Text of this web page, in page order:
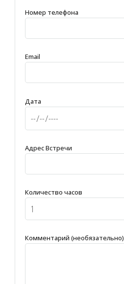
Номер телефона
Email
Дата
Адрес Встречи
Количество часов
Комментарий (необязательно)